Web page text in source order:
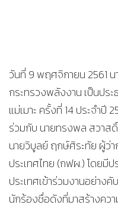
วันที่ 9 พฤศจิกายน 2561
กระทรวงพลังงาน เป็นประ
แม่เมาะ ครั้งที่ 14 ประจำปี
ร่วมกับ นายทรงพล สวาส
นายวิบูลย์ ฤกษ์ศิระทัย ผู้ว่
ประเทศไทย (กฟผ.) โดยมี
ประเทศเข้าร่วมงานอย่า
นักร้องชื่อดังที่มาสร้างคว